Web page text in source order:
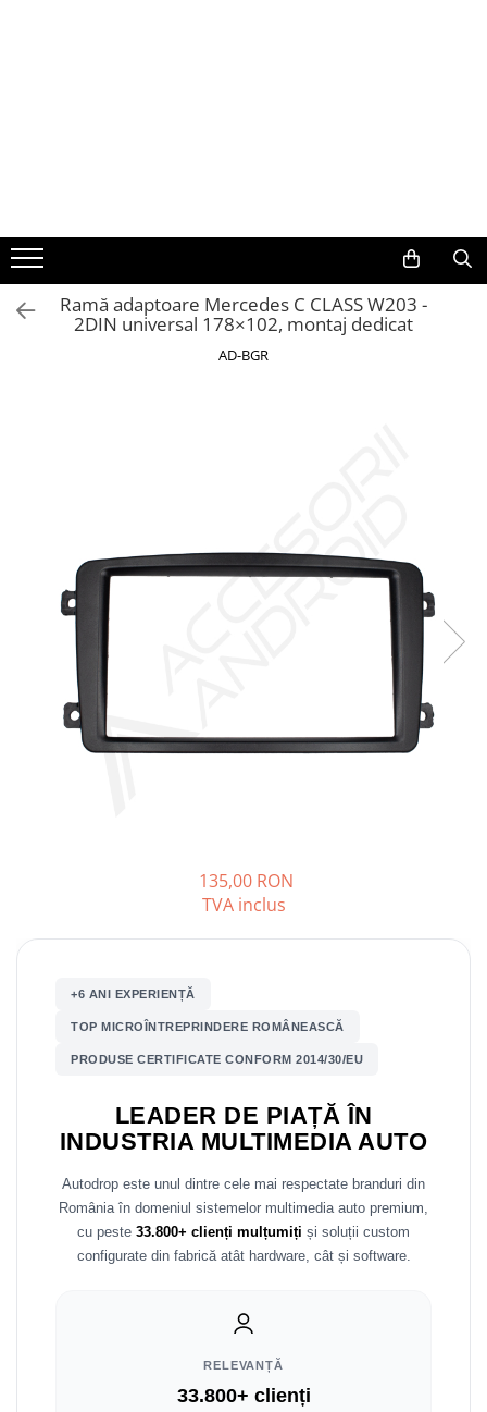
Volkswagen
Audi
Peugeot
Hyundai
Toyota
Ramă adaptoare Mercedes C CLASS W203 -
2DIN universal 178×102, montaj dedicat
AD-BGR
135,00 RON
TVA inclus
+6 ANI EXPERIENȚĂ
TOP MICROÎNTREPRINDERE ROMÂNEASCĂ
PRODUSE CERTIFICATE CONFORM 2014/30/EU
LEADER DE PIAȚĂ ÎN
INDUSTRIA MULTIMEDIA AUTO
Autodrop este unul dintre cele mai respectate branduri din
România în domeniul sistemelor multimedia auto premium,
cu peste 33.800+ clienți mulțumiți și soluții custom
configurate din fabrică atât hardware, cât și software.
RELEVANȚĂ
33.800+ clienți